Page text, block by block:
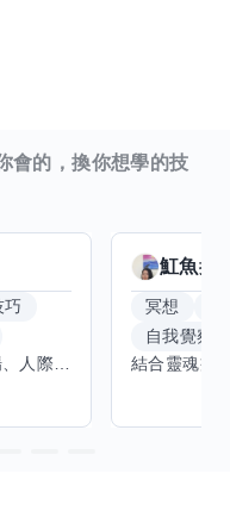
會的，換你想學的技
巧
魟魚擅
冥想
自我覺察